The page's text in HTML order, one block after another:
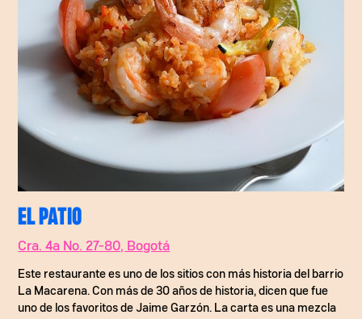
EL PATIO
Cra. 4a No. 27-80, Bogotá
Este restaurante es uno de los sitios con más historia del barrio
La Macarena. Con más de 30 años de historia, dicen que fue
uno de los favoritos de Jaime Garzón. La carta es una mezcla